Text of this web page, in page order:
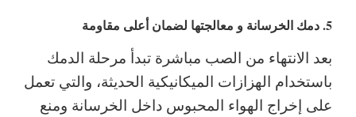
5. دمك الخرسانة و معالجتها لضمان أعلى مقاومة
بعد الانتهاء من الصب مباشرة تبدأ مرحلة الدمك
باستخدام الهزازات الميكانيكية الحديثة، والتي تعمل
على إخراج الهواء المحبوس داخل الخرسانة ومنع